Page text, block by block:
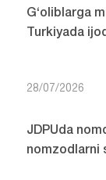
G‘oliblarga
Turkiyada
28/07/2026
JDPUda
nomzodlarni